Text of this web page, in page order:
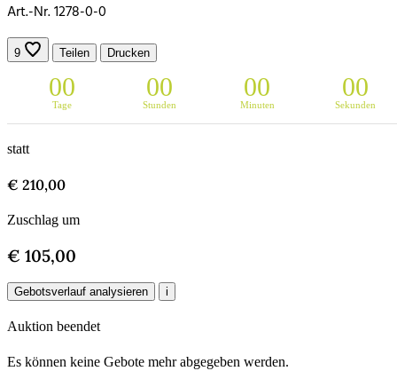
Art.-Nr. 1278-0-0
9 Teilen Drucken
00
Tage
00
Stunden
00
Minuten
00
Sekunden
statt
€ 210,00
Zuschlag um
€ 105,00
Gebotsverlauf analysieren i
Auktion beendet
Es können keine Gebote mehr abgegeben werden.